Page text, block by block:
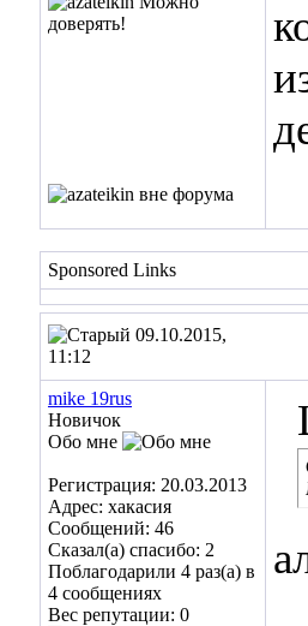
Sponsored Links
09.10.2015,
11:12
mike 19rus
Новичок
Обо мне
Регистрация: 20.03.2013
Адрес: хакасия
Сообщений: 46
Сказал(а) спасибо: 2
Поблагодарили 4 раз(а) в
4 сообщениях
Вес репутации: 0